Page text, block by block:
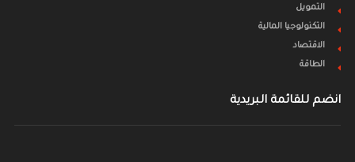
التمويل
التكنولوجيا المالية
الاقتصاد
الطاقة
انضم للقائمة البريدية